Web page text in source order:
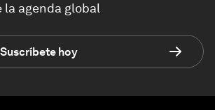
agenda global
Suscríbete hoy